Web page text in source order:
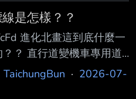
板系統平台並綁定泰國人
億 泰銖，換算台幣46億
獲利15億元，檢方依組
罪 嫌起訴沈等15人。 中
芳瑜指揮，查出沈男等人
洗錢集團，2020年 1月
是怎樣？？
進化北畫這到底什麼一
？ 直行道變機車專用道
只能被迫右轉 誰想的我
我會給10個 ----- Sent
TaichungBun · 2026-07-